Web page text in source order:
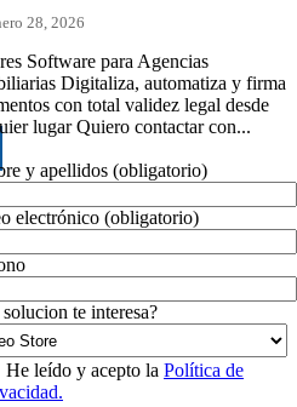
28, 2026
Software para Agencias
Digitaliza, automatiza y firma
con total validez legal desde
lugar Quiero contactar con...
y apellidos (obligatorio)
electrónico (obligatorio)
solucion te interesa?
He leído y acepto la Política de